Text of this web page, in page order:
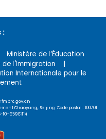
:
Ministère de l’Éducation
l'Immigration
Internationale pour le
Chaoyang, Beijing Code postal : 100701
65961114